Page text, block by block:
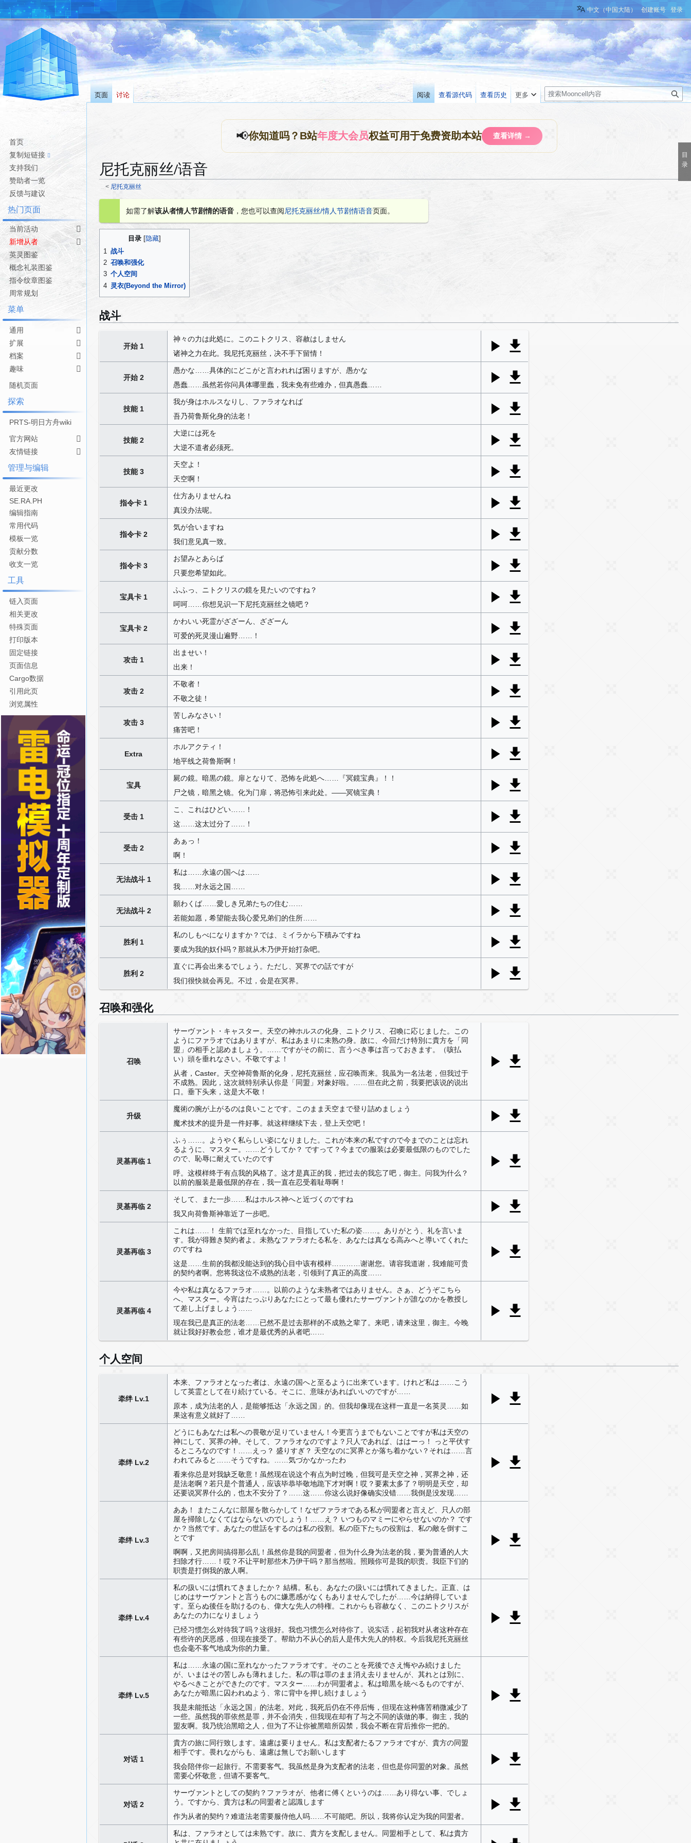
📢你知道吗？B站年度大会员权益可用于免费资助本站 查看详情 →
尼托克丽丝/语音
< 尼托克丽丝
航
索
如需了解该从者情人节剧情的语音 ，您也可以查阅尼托克丽丝/情人节剧情语音页面。
目录
1 战斗
2 召唤和强化
3 个人空间
4 灵衣(Beyond the Mirror)
战斗
开始 1
神々の力は此処に。このニトクリス、容赦はしません
诸神之力在此。我尼托克丽丝，决不手下留情！
开始 2
愚かな……具体的にどこがと言われれば困りますが、愚かな
愚蠢……虽然若你问具体哪里蠢，我未免有些难办，但真愚蠢……
技能 1
我が身はホルスなりし、ファラオなれば
吾乃荷鲁斯化身的法老！
技能 2
大逆には死を
大逆不道者必须死。
技能 3
天空よ！
天空啊！
指令卡 1
仕方ありませんね
真没办法呢。
指令卡 2
気が合いますね
我们意见真一致。
指令卡 3
お望みとあらば
只要您希望如此。
宝具卡 1
ふふっ、ニトクリスの鏡を見たいのですね？
呵呵……你想见识一下尼托克丽丝之镜吧？
宝具卡 2
かわいい死霊がざざーん、ざざーん
可爱的死灵漫山遍野……！
攻击 1
出ませい！
出来！
攻击 2
不敬者！
不敬之徒！
攻击 3
苦しみなさい！
痛苦吧！
Extra
ホルアクティ！
地平线之荷鲁斯啊！
宝具
屍の鏡。暗黒の鏡。扉となりて、恐怖を此処へ……『冥鏡宝典』！！
尸之镜，暗黑之镜。化为门扉，将恐怖引来此处。――冥镜宝典！
受击 1
こ、これはひどい……！
这……这太过分了……！
受击 2
あぁっ！
啊！
无法战斗 1
私は……永遠の国へは……
我……对永远之国……
无法战斗 2
願わくば……愛しき兄弟たちの住む……
若能如愿，希望能去我心爱兄弟们的住所……
胜利 1
私のしもべになりますか？では、ミイラから下積みですね
要成为我的奴仆吗？那就从木乃伊开始打杂吧。
胜利 2
直ぐに再会出来るでしょう。ただし、冥界での話ですが
我们很快就会再见。不过，会是在冥界。
召唤和强化
召唤
サーヴァント・キャスター。天空の神ホルスの化身、ニトクリス、召喚に応じました。この
ようにファラオではありますが、私はあまりに未熟の身。故に、今回だけ特別に貴方を「同
盟」の相手と認めましょう。……ですがその前に、言うべき事は言っておきます。（咳払
い）頭を垂れなさい。不敬ですよ！
从者，Caster。天空神荷鲁斯的化身，尼托克丽丝，应召唤而来。我虽为一名法老，但我过于
不成熟。因此，这次就特别承认你是「同盟」对象好啦。……但在此之前，我要把该说的说出
口。垂下头来，这是大不敬！
升级
魔術の腕が上がるのは良いことです。このまま天空まで登り詰めましょう
魔术技术的提升是一件好事。就这样继续下去，登上天空吧！
灵基再临 1
ふぅ……。ようやく私らしい姿になりました。これが本来の私ですので今までのことは忘れ
るように、マスター。……どうしてか？ ですって？今までの服装は必要最低限のものでした
ので、恥辱に耐えていたのです
呼。这模样终于有点我的风格了。这才是真正的我，把过去的我忘了吧，御主。问我为什么？
以前的服装是最低限的存在，我一直在忍受着耻辱啊！
灵基再临 2
そして、また一歩……私はホルス神へと近づくのですね
我又向荷鲁斯神靠近了一步吧。
灵基再临 3
これは……！ 生前では至れなかった、目指していた私の姿……。ありがとう、礼を言いま
す。我が得難き契約者よ。未熟なファラオたる私を、あなたは真なる高みへと導いてくれた
のですね
这是……生前的我都没能达到的我心目中该有模样…………谢谢您。请容我道谢，我难能可贵
的契约者啊。您将我这位不成熟的法老，引领到了真正的高度……
灵基再临 4
今や私は真なるファラオ……。以前のような未熟者ではありません。さぁ、どうぞこちら
へ、マスター。今宵はたっぷりあなたにとって最も優れたサーヴァントが誰なのかを教授し
て差し上げましょう……
现在我已是真正的法老……已然不是过去那样的不成熟之辈了。来吧，请来这里，御主。今晚
就让我好好教会您，谁才是最优秀的从者吧……
个人空间
牵绊 Lv.1
本来、ファラオとなった者は、永遠の国へと至るように出来ています。けれど私は……こう
して英霊として在り続けている。そこに、意味があればいいのですが……
原本，成为法老的人，是能够抵达「永远之国」的。但我却像现在这样一直是一名英灵……如
果这有意义就好了……
牵绊 Lv.2
どうにもあなたは私への畏敬が足りていません！今更言うまでもないことですが私は天空の
神にして、冥界の神。そして、ファラオなのですよ？只人であれば、ははーっ！ っと平伏す
るところなのです！……えっ？ 盛りすぎ？ 天空なのに冥界とか落ち着かない？それは……言
われてみると……そうですね。……気づかなかったわ
看来你总是对我缺乏敬意！虽然现在说这个有点为时过晚，但我可是天空之神，冥界之神，还
是法老啊？若只是个普通人，应该毕恭毕敬地跪下才对啊！哎？要素太多了？明明是天空，却
还要说冥界什么的，也太不安分了？……这……你这么说好像确实没错……我倒是没发现……
牵绊 Lv.3
ああ！ またこんなに部屋を散らかして！なぜファラオである私が同盟者と言えど、只人の部
屋を掃除しなくてはならないのでしょう！……え？ いつものマミーにやらせないのか？ です
か？当然です。あなたの世話をするのは私の役割。私の臣下たちの役割は、私の敵を倒すこ
とです
啊啊，又把房间搞得那么乱！虽然你是我的同盟者，但为什么身为法老的我，要为普通的人大
扫除才行……！哎？不让平时那些木乃伊干吗？那当然啦。照顾你可是我的职责。我臣下们的
职责是打倒我的敌人啊。
牵绊 Lv.4
私の扱いには慣れてきましたか？ 結構。私も、あなたの扱いには慣れてきました。正直、は
じめはサーヴァントと言うものに嫌悪感がなくもありませんでしたが……今は納得していま
す。至らぬ後任を助けるのも、偉大な先人の特権。これからも容赦なく、このニトクリスが
あなたの力になりましょう
已经习惯怎么对待我了吗？这很好。我也习惯怎么对待你了。说实话，起初我对从者这种存在
有些许的厌恶感，但现在接受了。帮助力不从心的后人是伟大先人的特权。今后我尼托克丽丝
也会毫不客气地成为你的力量。
牵绊 Lv.5
私は……永遠の国に至れなかったファラオです。そのことを死後でさえ悔やみ続けました
が、いまはその苦しみも薄れました。私の罪は罪のまま消え去りませんが、其れとは別に、
やるべきことができたのです。マスター……わが同盟者よ。私は暗黒を統べるものですが、
あなたが暗黒に囚われぬよう、常に背中を押し続けましょう
我是未能抵达「永远之国」的法老。对此，我死后仍在不停后悔，但现在这种痛苦稍微减少了
一些。虽然我的罪依然是罪，并不会消失，但我现在却有了与之不同的该做的事。御主，我的
盟友啊。我乃统治黑暗之人，但为了不让你被黑暗所囚禁，我会不断在背后推你一把的。
对话 1
貴方の旅に同行致します。遠慮は要りません。私は支配者たるファラオですが、貴方の同盟
相手です。畏れながらも、遠慮は無しでお願いします
我会陪伴你一起旅行。不需要客气。我虽然是身为支配者的法老，但也是你同盟的对象。虽然
需要心怀敬意，但请不要客气。
对话 2
サーヴァントとしての契約？ファラオが、他者に傅くというのは……あり得ない事、でしょ
う。ですから、貴方は私の同盟者と認識します
作为从者的契约？难道法老需要服侍他人吗……不可能吧。所以，我将你认定为我的同盟者。
私は、ファラオとしては未熟です。故に、貴方を支配しません。同盟相手として、私は貴方
中文（中国大陆） 创建账号 登录
页面 讨论 阅读 查看源代码 查看历史 更多
搜
索
首页
复制短链接
支持我们
赞助者一览
反馈与建议
热门页面
当前活动
新增从者
英灵图鉴
概念礼装图鉴
指令纹章图鉴
周常规划
菜单
通用
扩展
档案
趣味
随机页面
探索
PRTS-明日方舟wiki
官方网站
友情链接
管理与编辑
最近更改
SE.RA.PH
编辑指南
常用代码
模板一览
贡献分数
收支一览
工具
链入页面
相关更改
特殊页面
打印版本
固定链接
页面信息
Cargo数据
引用此页
浏览属性